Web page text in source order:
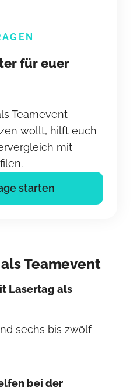
für euer
Teamevent
wollt, hilft euch
mit
starten
Teamevent
Lasertag als
sechs bis zwölf
bei der